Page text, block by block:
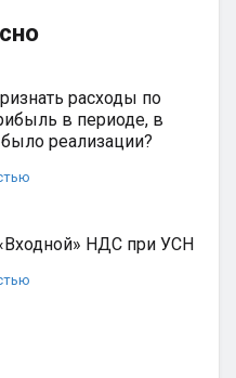
расходы по
в периоде, в
реализации?
НДС при УСН